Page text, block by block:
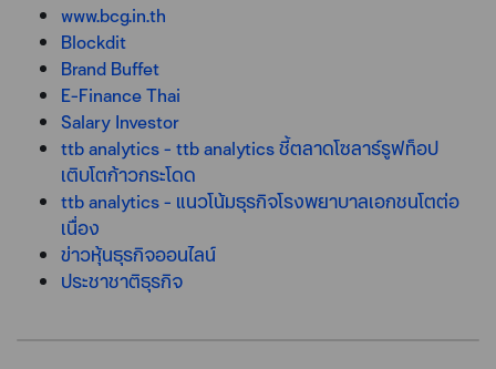
www.bcg.in.th
Blockdit
Brand Buffet
E-Finance Thai
Salary Investor
ttb analytics - ttb analytics ชี้ตลาดโซลาร์รูฟท็อป
เติบโตก้าวกระโดด
ttb analytics - แนวโน้มธุรกิจโรงพยาบาลเอกชนโตต่อ
เนื่อง
ข่าวหุ้นธุรกิจออนไลน์
ประชาชาติธุรกิจ